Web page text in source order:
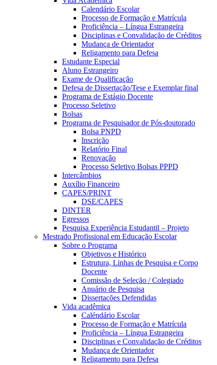
Calendário Escolar
Processo de Formação e Matrícula
Proficiência – Língua Estrangeira
Disciplinas e Convalidação de Créditos
Mudança de Orientador
Religamento para Defesa
Estudante Especial
Aluno Estrangeiro
Exame de Qualificação
Defesa de Dissertação/Tese e Exemplar final
Programa de Estágio Docente
Processo Seletivo
Bolsas
Programa de Pesquisador de Pós-doutorado
Bolsa PNPD
Inscrição
Relatório Final
Renovação
Processo Seletivo Bolsas PPPD
Intercâmbios
Auxílio Financeiro
CAPES/PRINT
DSE/CAPES
DINTER
Egressos
Pesquisa Experiência Estudantil – Projeto
Mestrado Profissional em Educação Escolar
Sobre o Programa
Objetivos e Histórico
Estrutura, Linhas de Pesquisa e Corpo
Docente
Comissão de Seleção / Colegiado
Anuário de Pesquisa
Dissertações Defendidas
Vida acadêmica
Caléndário Escolar
Processo de Formação e Matrícula
Proficiência – Língua Estrangeira
Disciplinas e Convalidação de Créditos
Mudança de Orientador
Religamento para Defesa